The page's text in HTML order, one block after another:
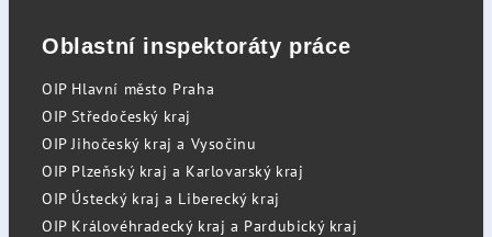
Oblastní inspektoráty práce
OIP Hlavní město Praha
OIP Středočeský kraj
OIP Jihočeský kraj a Vysočinu
OIP Plzeňský kraj a Karlovarský kraj
OIP Ústecký kraj a Liberecký kraj
OIP Královéhradecký kraj a Pardubický kraj